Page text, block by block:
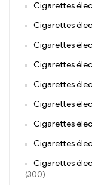
Cigarettes
Cigarettes
Cigarettes
Cigarettes
Cigarettes
Cigarettes
Cigarettes
Cigarettes
Cigarettes
(300)